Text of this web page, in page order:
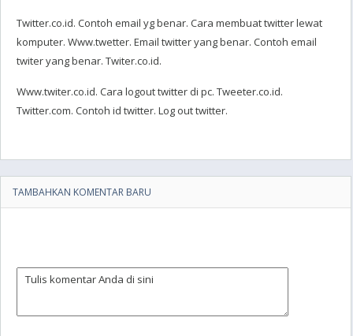
Twitter.co.id. Contoh email yg benar. Cara membuat twitter lewat
komputer. Www.twetter. Email twitter yang benar. Contoh email
twiter yang benar. Twiter.co.id.
Www.twiter.co.id. Cara logout twitter di pc. Tweeter.co.id.
Twitter.com. Contoh id twitter. Log out twitter.
TAMBAHKAN KOMENTAR BARU